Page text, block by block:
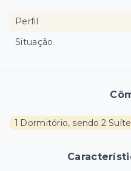
1 Dormitório, sendo 2
Perfil
Situação